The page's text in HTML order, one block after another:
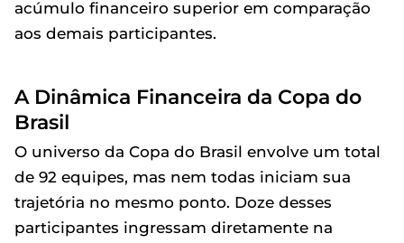
acúmulo financeiro superior em comparação
aos demais participantes.
A Dinâmica Financeira da Copa do
Brasil
O universo da Copa do Brasil envolve um total
de 92 equipes, mas nem todas iniciam sua
trajetória no mesmo ponto. Doze desses
participantes ingressam diretamente na